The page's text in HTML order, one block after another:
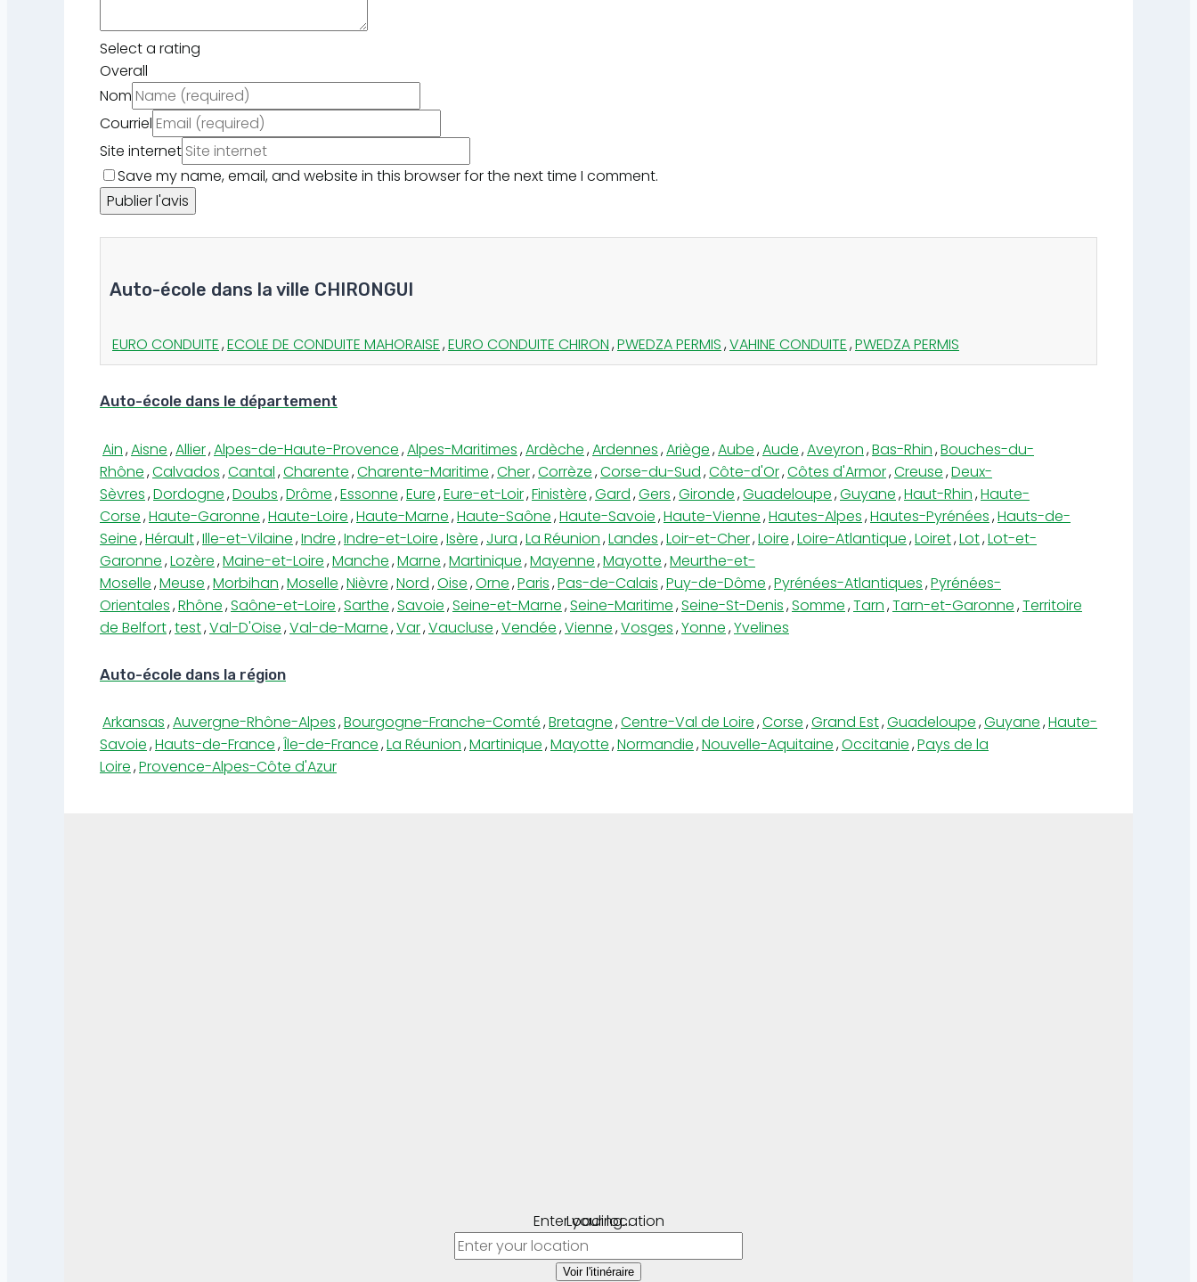
Select a rating
Overall
Nom
Courriel
Site internet
Save my name, email, and website in this browser for the next time I comment.
Auto-école dans la ville CHIRONGUI
EURO CONDUITE,ECOLE DE CONDUITE MAHORAISE,EURO CONDUITE CHIRON,PWEDZA PERMIS,VAHINE CONDUITE,PWEDZA PERMIS
Auto-école dans le département
Ain,Aisne,Allier,Alpes-de-Haute-Provence,Alpes-Maritimes,Ardèche,Ardennes,Ariège,Aube,Aude,Aveyron,Bas-Rhin,Bouches-du-
Rhône,Calvados,Cantal,Charente,Charente-Maritime,Cher,Corrèze,Corse-du-Sud,Côte-d'Or,Côtes d'Armor,Creuse,Deux-
Sèvres,Dordogne,Doubs,Drôme,Essonne,Eure,Eure-et-Loir,Finistère,Gard,Gers,Gironde,Guadeloupe,Guyane,Haut-Rhin,Haute-
Corse,Haute-Garonne,Haute-Loire,Haute-Marne,Haute-Saône,Haute-Savoie,Haute-Vienne,Hautes-Alpes,Hautes-Pyrénées,Hauts-de-
Seine,Hérault,Ille-et-Vilaine,Indre,Indre-et-Loire,Isère,Jura,La Réunion,Landes,Loir-et-Cher,Loire,Loire-Atlantique,Loiret,Lot,Lot-et-
Garonne,Lozère,Maine-et-Loire,Manche,Marne,Martinique,Mayenne,Mayotte,Meurthe-et-
Moselle,Meuse,Morbihan,Moselle,Nièvre,Nord,Oise,Orne,Paris,Pas-de-Calais,Puy-de-Dôme,Pyrénées-Atlantiques,Pyrénées-
Orientales,Rhône,Saône-et-Loire,Sarthe,Savoie,Seine-et-Marne,Seine-Maritime,Seine-St-Denis,Somme,Tarn,Tarn-et-Garonne,Territoire
de Belfort,test,Val-D'Oise,Val-de-Marne,Var,Vaucluse,Vendée,Vienne,Vosges,Yonne,Yvelines
Auto-école dans la région
Arkansas,Auvergne-Rhône-Alpes,Bourgogne-Franche-Comté,Bretagne,Centre-Val de Loire,Corse,Grand Est,Guadeloupe,Guyane,Haute-
Savoie,Hauts-de-France,Île-de-France,La Réunion,Martinique,Mayotte,Normandie,Nouvelle-Aquitaine,Occitanie,Pays de la
Loire,Provence-Alpes-Côte d'Azur
Loading...
Enter your location
Voir l'itinéraire